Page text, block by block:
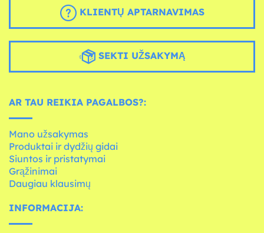
KLIENTŲ APTARNAVIMAS
SEKTI UŽSAKYMĄ
AR TAU REIKIA PAGALBOS?:
Mano užsakymas
Produktai ir dydžių gidai
Siuntos ir pristatymai
Grąžinimai
Daugiau klausimų
INFORMACIJA: